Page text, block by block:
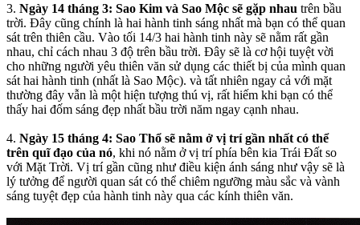
3. Ngày 14 tháng 3: Sao Kim và Sao Mộc sẽ gặp nhau trên bầu
trời. Đây cũng chính là hai hành tinh sáng nhất mà bạn có thể quan
sát trên thiên cầu. Vào tối 14/3 hai hành tinh này sẽ nằm rất gần
nhau, chỉ cách nhau 3 độ trên bầu trời. Đây sẽ là cơ hội tuyệt vời
cho những người yêu thiên văn sử dụng các thiết bị của mình quan
sát hai hành tinh (nhất là Sao Mộc). và tất nhiên ngay cả với mặt
thường đây vẫn là một hiện tượng thú vị, rất hiếm khi bạn có thể
thấy hai đốm sáng đẹp nhất bầu trời năm ngay cạnh nhau.
4. Ngày 15 tháng 4: Sao Thổ sẽ nằm ở vị trí gần nhất có thể
trên quĩ đạo của nó, khi nó nằm ở vị trí phía bên kia Trái Đất so
với Mặt Trời. Vị trí gần cũng như điều kiện ánh sáng như vậy sẽ là
lý tưởng để người quan sát có thể chiêm ngưỡng màu sắc và vành
sáng tuyệt đẹp của hành tinh này qua các kính thiên văn.